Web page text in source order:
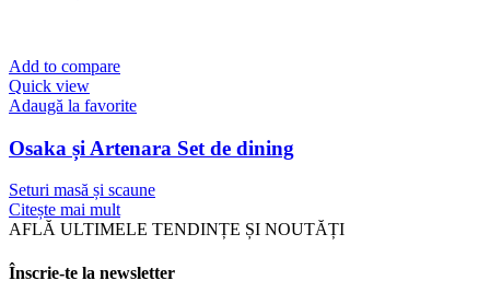
Add to compare
Quick view
Adaugă la favorite
Osaka și Artenara Set de dining
Seturi masă și scaune
Citește mai mult
AFLĂ ULTIMELE TENDINȚE ȘI NOUTĂȚI
Înscrie-te la newsletter